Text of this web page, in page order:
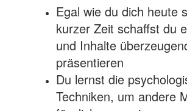
Egal wie du dich heute
kurzer Zeit schaffst du
und Inhalte
präsentieren
Du lernst die
Techniken, um andere